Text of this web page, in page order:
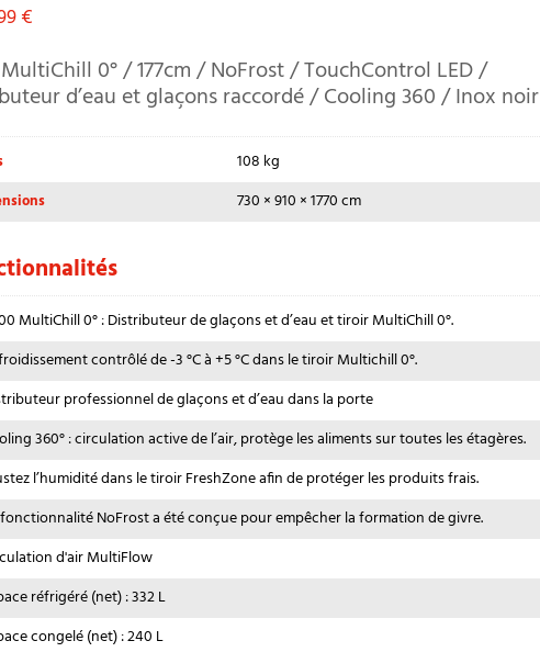
€
0° / 177cm / NoFrost / TouchControl LED /
d’eau et glaçons raccordé / Cooling 360 / Inox noir
108 kg
730 × 910 × 1770 cm
MultiChill 0° : Distributeur de glaçons et d’eau et tiroir MultiChill 0°.
contrôlé de -3 °C à +5 °C dans le tiroir Multichill 0°.
professionnel de glaçons et d’eau dans la porte
360° : circulation active de l’air, protège les aliments sur toutes les étagères.
l’humidité dans le tiroir FreshZone afin de protéger les produits frais.
NoFrost a été conçue pour empêcher la formation de givre.
d'air MultiFlow
réfrigéré (net) : 332 L
congelé (net) : 240 L